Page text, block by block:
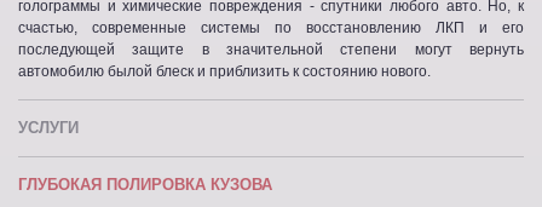
голограммы и химические повреждения - спутники любого авто. Но, к
счастью, современные системы по восстановлению ЛКП и его
последующей защите в значительной степени могут вернуть
автомобилю былой блеск и приблизить к состоянию нового.
УСЛУГИ
ГЛУБОКАЯ ПОЛИРОВКА КУЗОВА